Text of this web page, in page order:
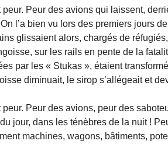
Peur des avions qui laissent,
l’a bien vu lors des premiers jours
glissaient alors, chargés de
sur les rails en pente de la
par les « Stukas », étaient
diminuait, le sirop s’allégeait et
Peur des avions, peur des
jour, dans les ténèbres de la nuit !
machines, wagons, bâtiments,